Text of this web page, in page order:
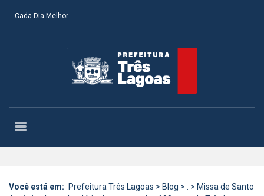
Cada Dia Melhor
Você está em: Prefeitura Três Lagoas > Blog > . > Missa de Santo